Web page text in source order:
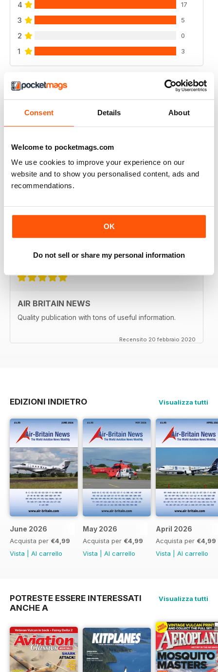
Consent Details About
Welcome to pocketmags.com
We use cookies to improve your experience on our
website and to show you personalised content, ads and
recommendations.
OK
Do not sell or share my personal information
4 17
3 5
2 0
1 3
VISUALIZZA LE RECENSIONI
It is very good
Recensito 22 gennaio 2021
Recensito 24 febbraio 2020
AIR BRITAIN NEWS
Quality publication with tons of useful information.
Recensito 20 febbraio 2020
EDIZIONI INDIETRO Visualizza tutti
June 2026
Acquista per €4,99
Vista
Al carrello
May 2026
Acquista per €4,99
Vista
Al carrello
April 2026
Acquista per €4,99
Vista
Al carrello
POTRESTE ESSERE INTERESSATI
ANCHE A
Visualizza tutti